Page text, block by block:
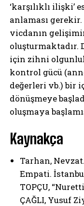
Gizlilik politikasını
‘karşılıklı ilişki’
anlaması
vicdanın
oluşturmaktadır.
için zihni
kontrol gücü
değerleri vb.) bir
dönüşmeye
oluşmaya
Kaynakça
Tarhan,
Empati.
TOPÇU,
ÇAĞLI, Yusuf